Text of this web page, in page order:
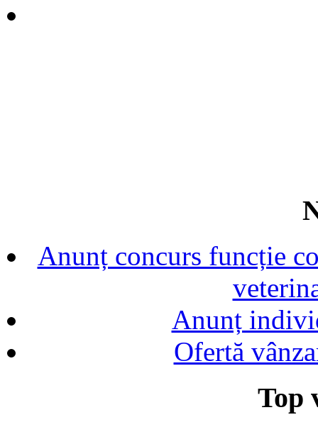
Anunț concurs funcție
Anunț
Ofertă
Top